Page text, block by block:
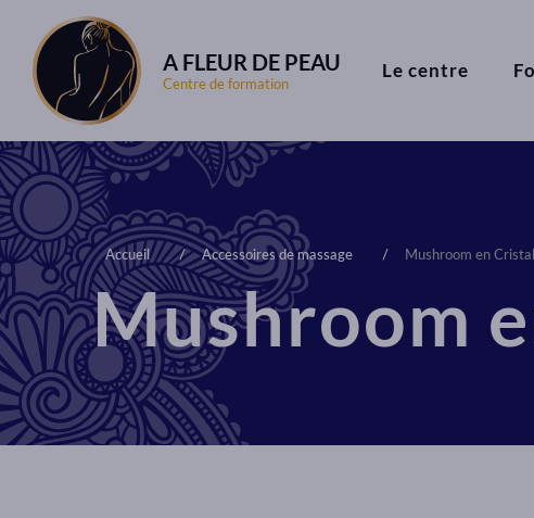
A FLEUR DE PEAU
Centre de formation
Le centre
Accueil Accessoires de massage Mushroom en
Mushroom